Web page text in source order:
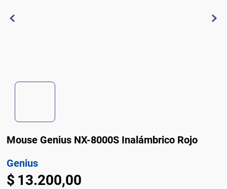
Mouse Genius NX-8000S Inalámbrico Rojo
Genius
$ 13.200,00